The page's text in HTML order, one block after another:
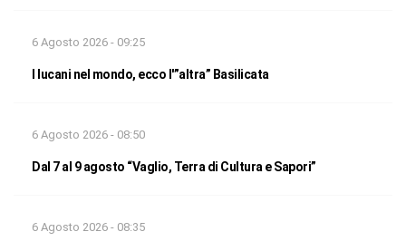
6 Agosto 2026 - 09:25
I lucani nel mondo, ecco l'”altra” Basilicata
6 Agosto 2026 - 08:50
Dal 7 al 9 agosto “Vaglio, Terra di Cultura e Sapori”
6 Agosto 2026 - 08:35